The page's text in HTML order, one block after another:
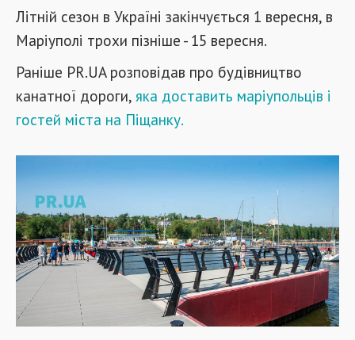
Літній сезон в Україні закінчується 1 вересня, в
Маріуполі трохи пізніше - 15 вересня.
Раніше PR.UA розповідав про будівництво
канатної дороги, яка доставить маріупольців і
гостей міста на Піщанку.